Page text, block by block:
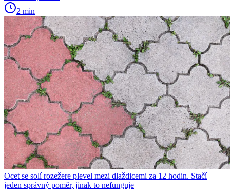
2 min
Ocet se solí rozežere plevel mezi dlaždicemi za 12 hodin. Stačí
jeden správný poměr, jinak to nefunguje